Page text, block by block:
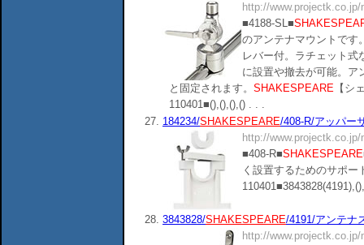
http://
■4188-SL■
のアンテナマウントです
レバー付。ラチェット式
に設置や撤去が可能。ア
と固定されます。 SHAKESPEARE 【シ
110401■(),(),(),() . . .
27. 184234/SHAKESPEARE/408-R/アッパー
http://
■408-R■SHAKESPEARE
く設置するためのサポ
28. 3843828/SHAKESPEARE/4191/アンテナ
http://